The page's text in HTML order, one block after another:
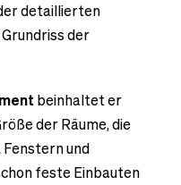
detaillierten
der
beinhaltet er
der Räume, die
Fenstern und
feste Einbauten